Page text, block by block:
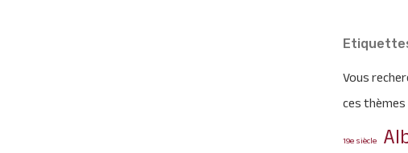
Vous
ces thèmes
19e siècle